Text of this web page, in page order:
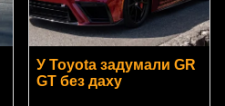
У Toyota задумали GR
GT без даху